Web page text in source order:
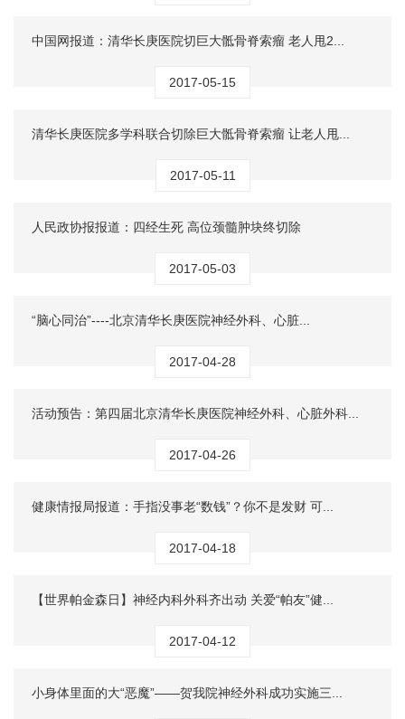
中国网报道：清华长庚医院切巨大骶骨脊索瘤 老人甩2...
2017-05-15
清华长庚医院多学科联合切除巨大骶骨脊索瘤 让老人甩...
2017-05-11
人民政协报报道：四经生死 高位颈髓肿块终切除
2017-05-03
“脑心同治”----北京清华长庚医院神经外科、心脏...
2017-04-28
活动预告：第四届北京清华长庚医院神经外科、心脏外科...
2017-04-26
健康情报局报道：手指没事老“数钱”？你不是发财 可...
2017-04-18
【世界帕金森日】神经内科外科齐出动 关爱“帕友”健...
2017-04-12
小身体里面的大“恶魔”——贺我院神经外科成功实施三...